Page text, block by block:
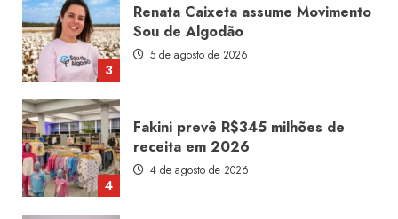
4
Fakini prevê R$345 milhões de
receita em 2026
4 de agosto de 2026
5
Projeto testa passaporte digital na
moda nacional
4 de agosto de 2026